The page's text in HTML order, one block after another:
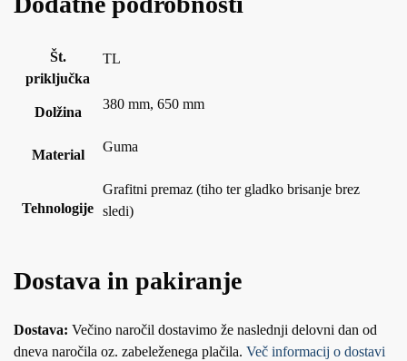
Št.
priključka
TL
Dolžina
380 mm, 650 mm
Material
Guma
Tehnologije
Grafitni premaz (tiho ter gladko brisanje brez
sledi)
Dostava in pakiranje
Dostava: Večino naročil dostavimo že naslednji delovni dan od
dneva naročila oz. zabeleženega plačila. Več informacij o dostavi